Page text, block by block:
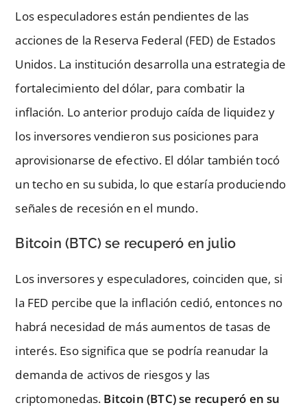
Los especuladores están pendientes de las
acciones de la Reserva Federal (FED) de Estados
Unidos. La institución desarrolla una estrategia de
fortalecimiento del dólar, para combatir la
inflación. Lo anterior produjo caída de liquidez y
los inversores vendieron sus posiciones para
aprovisionarse de efectivo. El dólar también tocó
un techo en su subida, lo que estaría produciendo
señales de recesión en el mundo.
Bitcoin (BTC) se recuperó en julio
Los inversores y especuladores, coinciden que, si
la FED percibe que la inflación cedió, entonces no
habrá necesidad de más aumentos de tasas de
interés. Eso significa que se podría reanudar la
demanda de activos de riesgos y las
criptomonedas. Bitcoin (BTC) se recuperó en su